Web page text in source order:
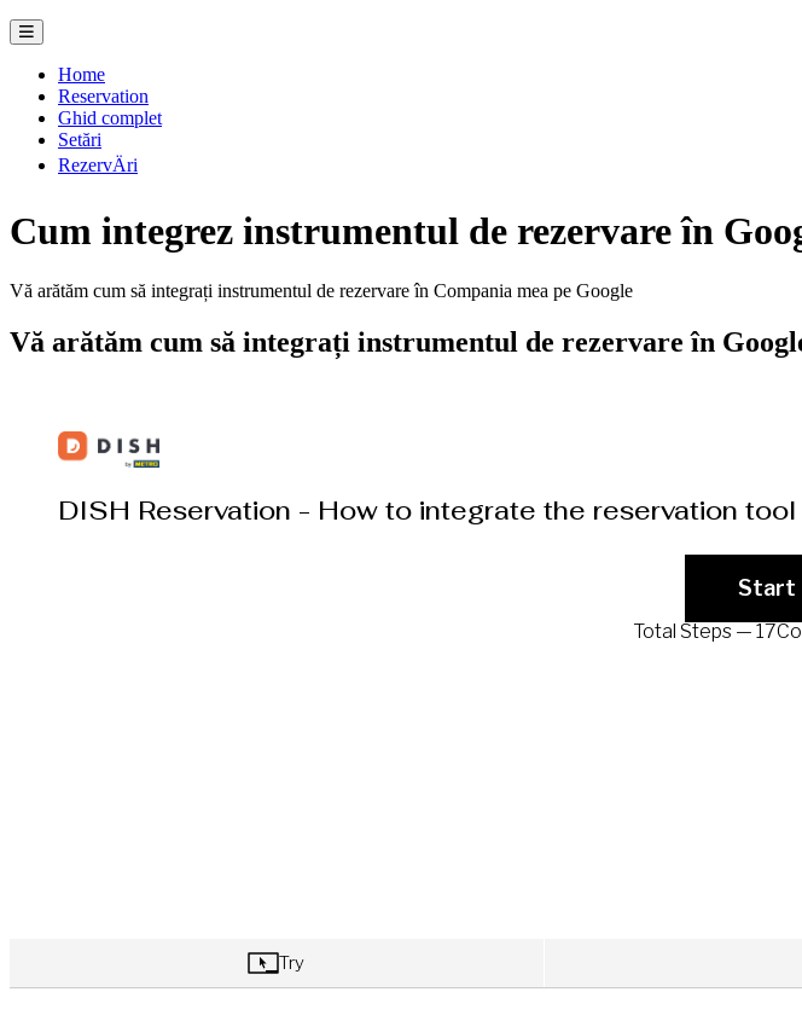
Home
Reservation
Ghid complet
Setări
RezervÄri
Cum integrez instrumentul de rezervare în
Vă arătăm cum să integrați instrumentul de rezervare în Compania mea pe Google
Vă arătăm cum să integrați instrumentul de rezervare în